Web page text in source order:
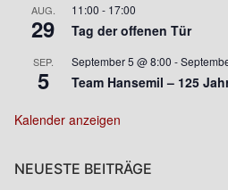
AUG.
29
11:00 - 17:00
Tag der offenen Tür
SEP.
5
September 5 @ 8:00 -
Team Hansemil – 125
Kalender anzeigen
NEUESTE BEITRÄGE